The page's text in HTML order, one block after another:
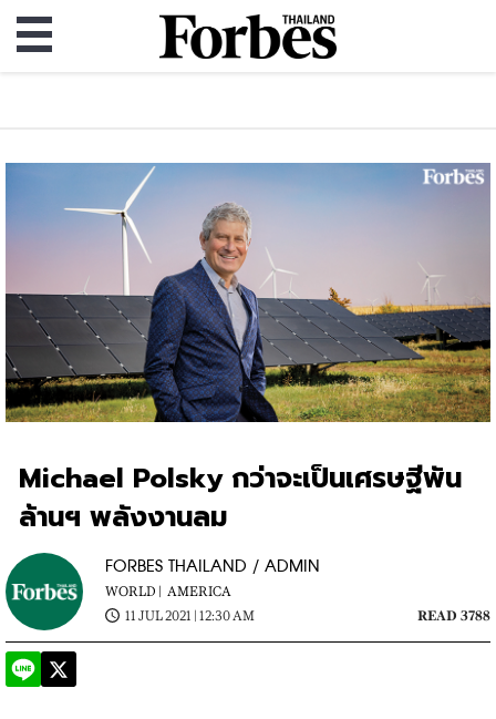
Michael Polsky กว่าจะเป็นเศรษฐีพัน
ล้านฯ พลังงานลม
FORBES THAILAND / ADMIN
WORLD | AMERICA
11 JUL 2021 | 12:30 AM
READ 3788